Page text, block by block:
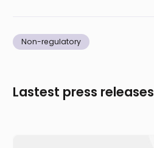
Non-regulatory
Lastest press releases